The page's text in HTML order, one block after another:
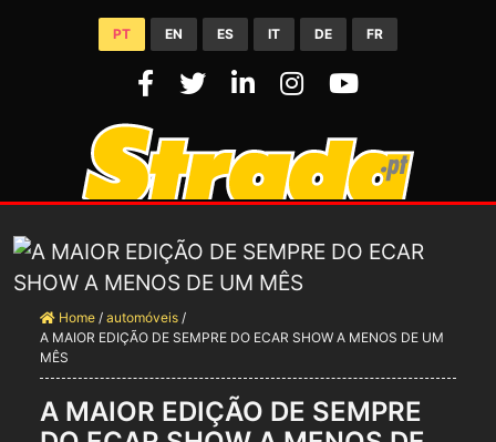
PT EN ES IT DE FR
Home / automóveis /
A MAIOR EDIÇÃO DE SEMPRE DO ECAR SHOW A MENOS DE UM
MÊS
A MAIOR EDIÇÃO DE SEMPRE